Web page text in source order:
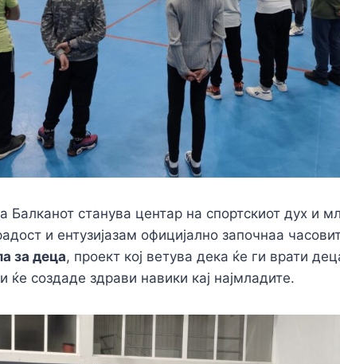
Балканот станува центар на спортскиот дух и
и ентузијазам официјално започнаа
за деца, проект кој ветува дека ќе ги врати
ќе создаде здрави навики кај најмладите.